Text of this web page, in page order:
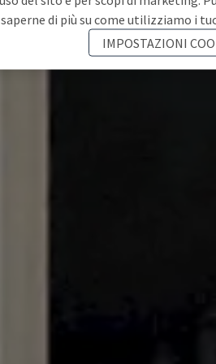
di più su come utilizziamo i
IMPOSTAZIONI